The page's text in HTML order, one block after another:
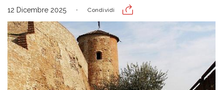
12 Dicembre 2025 Condividi